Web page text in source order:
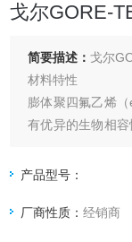
戈尔GORE-
简要描述：戈尔
材料特性
膨体聚四氟乙烯
有优异的生物相
生物活性肝素涂
显著降低血栓形成
产品型号：
厂商性质：经销商